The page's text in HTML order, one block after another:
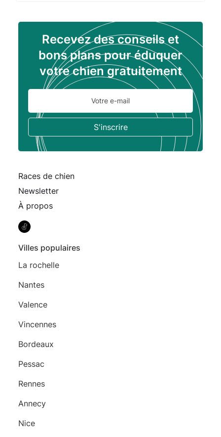
Recevez des conseils et
bons plans pour éduquer
votre chien gratuitement
Races de chien
Newsletter
À propos
Villes populaires
La rochelle
Nantes
Valence
Vincennes
Bordeaux
Pessac
Rennes
Annecy
Nice